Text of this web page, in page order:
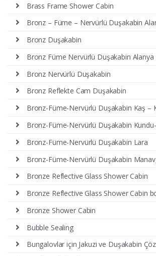
Brass Frame Shower Cabin
Bronz – Füme – Nervürlü Duşakabin
Bronz Duşakabin
Bronz Füme Nervürlü Duşakabin Alanya
Bronz Nervürlü Duşakabin
Bronz Reflekte Cam Duşakabin
Bronz-Füme-Nervürlü Duşakabin Kaş –
Bronz-Füme-Nervürlü Duşakabin
Bronz-Füme-Nervürlü Duşakabin Lara
Bronz-Füme-Nervürlü Duşakabin
Bronze Reflective Glass Shower Cabin
Bronze Reflective Glass Shower Cabin
Bronze Shower Cabin
Bubble Sealing
Bungalovlar için Jakuzi ve Duşakabin